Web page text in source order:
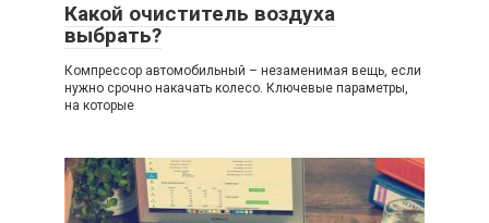
Какой очиститель воздуха
выбрать?
Компрессор автомобильный – незаменимая вещь, если
нужно срочно накачать колесо. Ключевые параметры,
на которые